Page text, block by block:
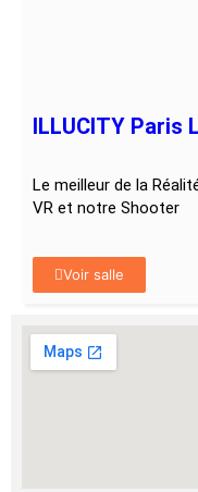
ILLUCITY Paris
Le meilleur de la
VR et notre Shooter
Voir salle